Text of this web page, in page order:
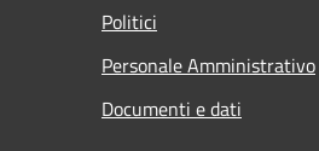
Politici
Personale Amministrativo
Documenti e dati